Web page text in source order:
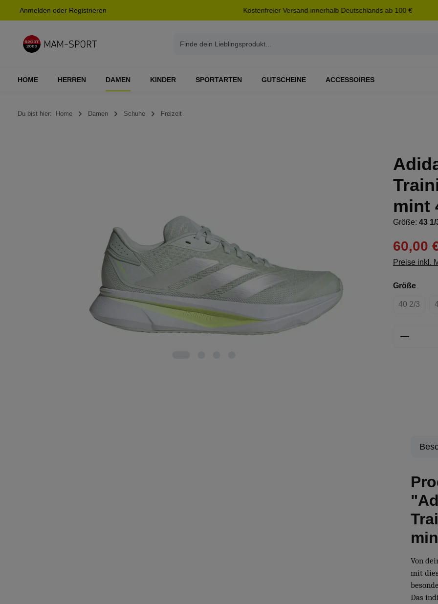
Zur Hauptnavigation springen
Anmelden oder Registrieren Kostenfreier Versand innerhalb Deutschlands ab 100 €
HOME HERREN DAMEN KINDER SPORTARTEN GUTSCHEINE ACCESSOIRES
Du bist hier: Home Damen Schuhe Freizeit
mint
Größe: 43 1/
60,00
Preise inkl.
Größe
40 2/3
(Diese
Von
mit
Das